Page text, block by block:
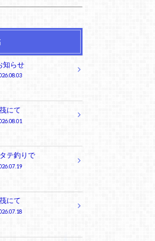
知らせ
筏にて
テ釣りで
筏にて